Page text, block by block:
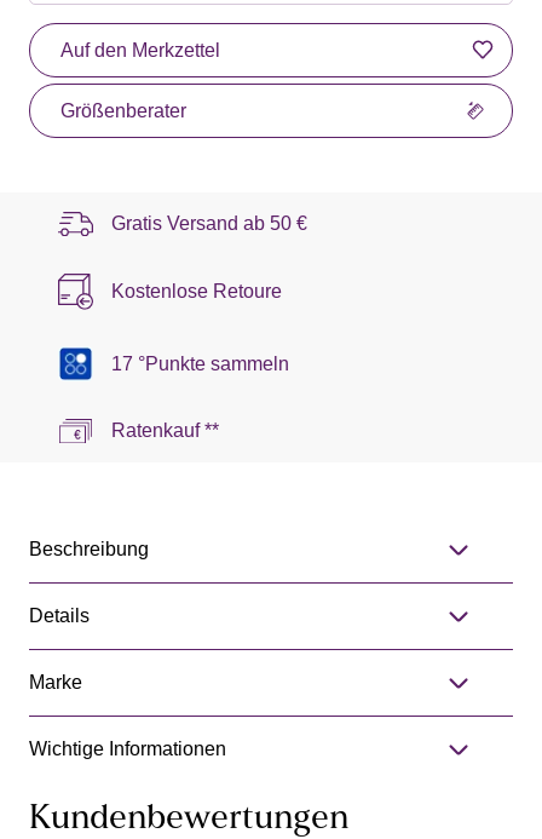
Auf den Merkzettel
Größenberater
Gratis Versand ab 50 €
Kostenlose Retoure
17 °Punkte sammeln
Ratenkauf **
Beschreibung
Details
Marke
Wichtige Informationen
Kundenbewertungen